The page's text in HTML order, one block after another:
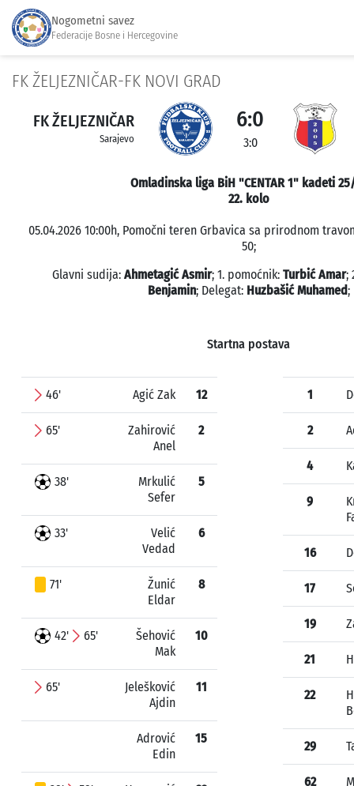
Nogometni savez
Federacije Bosne i Hercegovine
FK ŽELJEZNIČAR-FK NOVI GRAD
FK ŽELJEZNIČAR
Sarajevo
6:0
3:0
Omladinska liga BiH "CENTAR 1" kadeti
22. kolo
05.04.2026 10:00h, Pomočni teren Grbavica sa prirodnom
50;
Glavni sudija: Ahmetagić Asmir; 1. pomoćnik: Turbić Amar;
Benjamin; Delegat: Huzbašić Muhamed;
Startna postava
46' Agić Zak 12
65'
Zahirović
Anel
2
38'
Mrkulić
Sefer
5
33'
Velić
Vedad
6
71'
Žunić
Eldar
8
42' 65'
Šehović
Mak
10
65'
Jelešković
Ajdin
11
Adrović
Edin
15
1
2
4
9
16
17
19
21
22
29
62